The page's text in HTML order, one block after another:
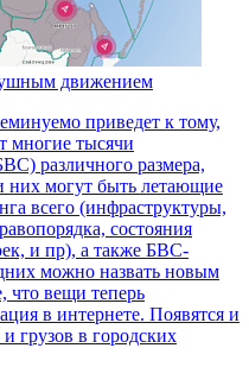
движением
приведет к тому,
многие тысячи
различного размера,
них могут быть летающие
всего (инфраструктуры,
состояния
и пр), а также БВС-
можно назвать новым
что вещи теперь
в интернете. Появятся и
грузов в городских